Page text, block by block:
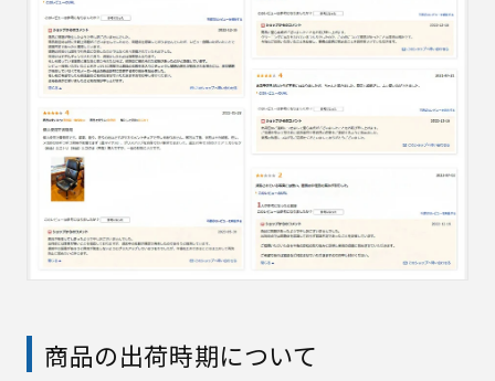
商品の出荷時期について